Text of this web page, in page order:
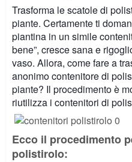
Trasforma le scatole di
piante. Certamente ti
piantina in un simile
bene”, cresce sana e
vaso. Allora, come fare a
anonimo contenitore di
piante? Il procedimento è
riutilizza i contenitori di
Ecco il procedimento
polistirolo: